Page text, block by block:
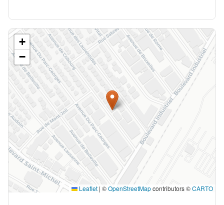
+
−
Leaflet | ©OpenStreetMapcontributors ©CARTO